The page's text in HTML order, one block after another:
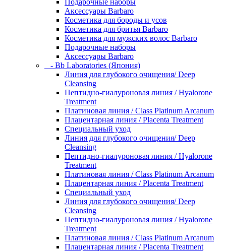
Подарочные наборы
Аксессуары Barbaro
Косметика для бороды и усов
Косметика для бритья Barbaro
Косметика для мужских волос Barbaro
Подарочные наборы
Аксессуары Barbaro
- Bb Laboratories (Япония)
Линия для глубокого очищения/ Deep
Cleansing
Пептидно-гиалуроновая линия / Hyalorone
Treatment
Платиновая линия / Class Platinum Arcanum
Плацентарная линия / Placenta Treatment
Специальный уход
Линия для глубокого очищения/ Deep
Cleansing
Пептидно-гиалуроновая линия / Hyalorone
Treatment
Платиновая линия / Class Platinum Arcanum
Плацентарная линия / Placenta Treatment
Специальный уход
Линия для глубокого очищения/ Deep
Cleansing
Пептидно-гиалуроновая линия / Hyalorone
Treatment
Платиновая линия / Class Platinum Arcanum
Плацентарная линия / Placenta Treatment